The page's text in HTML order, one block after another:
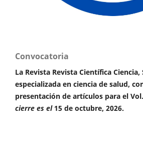
Convocatoria
La Revista Revista Científica Ciencia,
especializada en ciencia de salud,
presentación de artículos para el Vol.
cierre es el15 de octubre, 2026.